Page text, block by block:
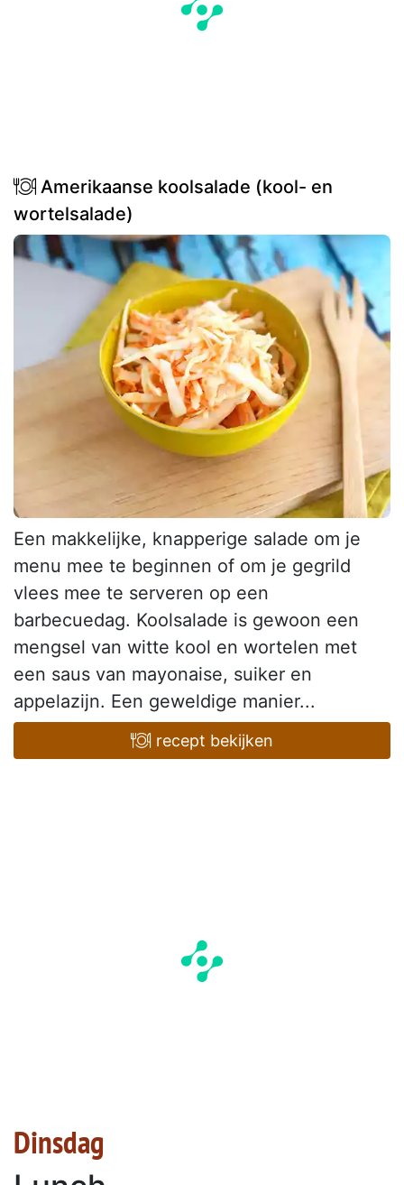
Amerikaanse koolsalade (kool- en
wortelsalade)
Een makkelijke, knapperige salade om je
menu mee te beginnen of om je gegrild
vlees mee te serveren op een
barbecuedag. Koolsalade is gewoon een
mengsel van witte kool en wortelen met
een saus van mayonaise, suiker en
appelazijn. Een geweldige manier...
recept bekijken
Dinsdag